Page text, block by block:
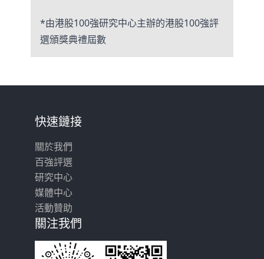
*由港股100強研究中心主辦的港股100強評
選頒獎典禮屆數
快速鏈接
關於我們
百強評選
研究中心
媒體中心
活動贊助
關注我們